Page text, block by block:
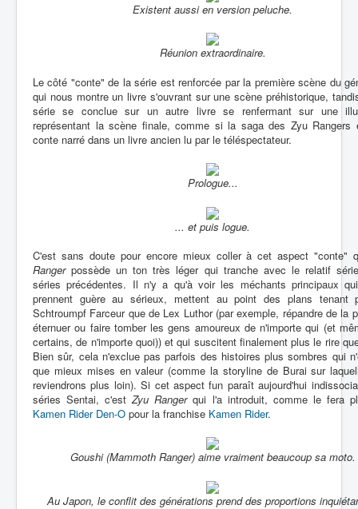
Existent aussi en version peluche.
Réunion extraordinaire.
Le côté "conte" de la série est renforcée par la première scène du
qui nous montre un livre s'ouvrant sur une scène préhistorique,
série se conclue sur un autre livre se renfermant sur une
représentant la scène finale, comme si la saga des Zyu Rangers
conte narré dans un livre ancien lu par le téléspectateur.
Prologue...
... et puis logue.
C'est sans doute pour encore mieux coller à cet aspect "conte"
Rangerpossède un ton très léger qui tranche avec le relatif
séries précédentes. Il n'y a qu'à voir les méchants principaux
prennent guère au sérieux, mettent au point des plans tenant
Schtroumpf Farceur que de Lex Luthor (par exemple, répandre de la
éternuer ou faire tomber les gens amoureux de n'importe qui (et
certains, de n'importe quoi)) et qui suscitent finalement plus le rire
Bien sûr, cela n'exclue pas parfois des histoires plus sombres qui
que mieux mises en valeur (comme la storyline de Burai sur
reviendrons plus loin). Si cet aspect fun paraît aujourd'hui
séries Sentai, c'estZyu Rangerqui l'a introduit, comme le fera
Kamen Rider Den-O pour la franchise Kamen Rider.
Goushi (Mammoth Ranger) aime vraiment beaucoup sa moto.
Au Japon, le conflit des générations prend des proportions